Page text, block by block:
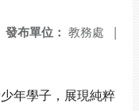
發布單位： 教務處 |
年學子，展現純粹